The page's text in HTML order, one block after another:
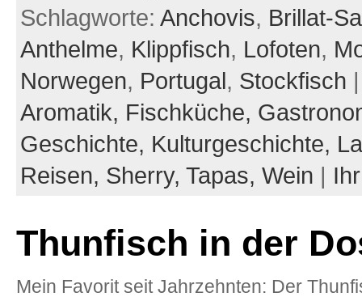
Schlagworte: Anchovis, Brillat-
Anthelme, Klippfisch, Lofoten,
Norwegen, Portugal, Stockfisch
Aromatik, Fischküche,
Geschichte, Kulturgeschichte,
Reisen, Sherry, Tapas, Wein |
Thunfisch in der
Mein Favorit seit Jahrzehnten: Der